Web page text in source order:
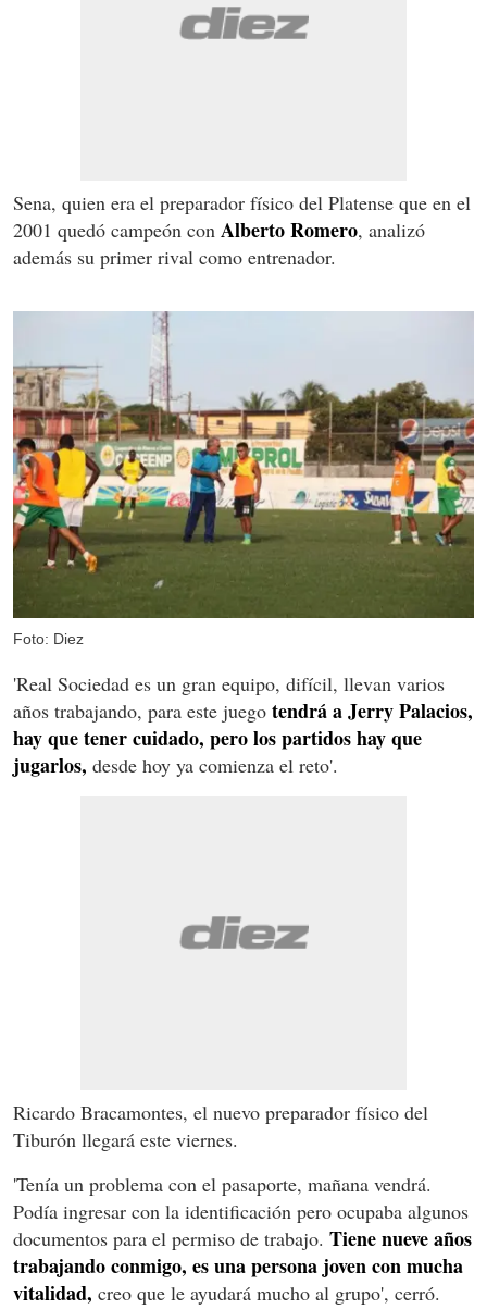
Sena, quien era el preparador físico del Platense que en el
2001 quedó campeón con Alberto Romero, analizó
además su primer rival como entrenador.
Foto: Diez
'Real Sociedad es un gran equipo, difícil, llevan varios
años trabajando, para este juego tendrá a Jerry Palacios,
hay que tener cuidado, pero los partidos hay que
jugarlos, desde hoy ya comienza el reto'.
Ricardo Bracamontes, el nuevo preparador físico del
Tiburón llegará este viernes.
'Tenía un problema con el pasaporte, mañana vendrá.
Podía ingresar con la identificación pero ocupaba algunos
documentos para el permiso de trabajo. Tiene nueve años
trabajando conmigo, es una persona joven con mucha
vitalidad, creo que le ayudará mucho al grupo', cerró.